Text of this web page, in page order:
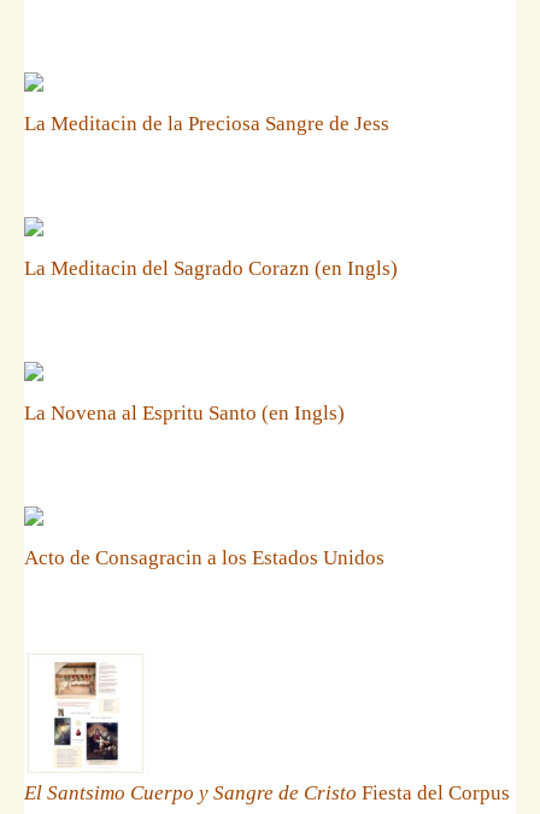
La Meditacin de la Preciosa Sangre de Jess
La Meditacin del Sagrado Corazn (en Ingls)
La Novena al Espritu Santo (en Ingls)
Acto de Consagracin a los Estados Unidos
El Santsimo Cuerpo y Sangre de Cristo Fiesta del Corpus